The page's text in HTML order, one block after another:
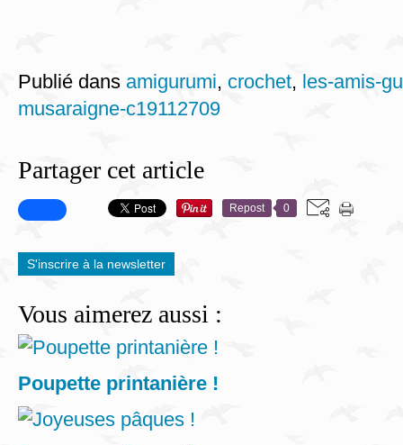
Publié dans amigurumi, crochet, les-amis-
musaraigne-c19112709
Partager cet article
Repost 0
S'inscrire à la newsletter
Vous aimerez aussi :
Poupette printanière !